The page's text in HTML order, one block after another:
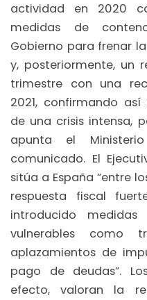
actividad en 2020
medidas de
Gobierno para frenar
y, posteriormente, un
trimestre con una
2021, confirmando
de una crisis intensa,
apunta el
comunicado. El
sitúa a España “entre
respuesta fiscal
introducido
vulnerables como
aplazamientos de
pago de deudas”.
efecto, valoran la